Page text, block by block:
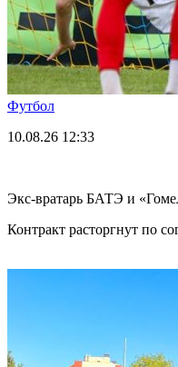
Футбол
10.08.26 12:33
Экс-вратарь БАТЭ и
Контракт расторгнут по